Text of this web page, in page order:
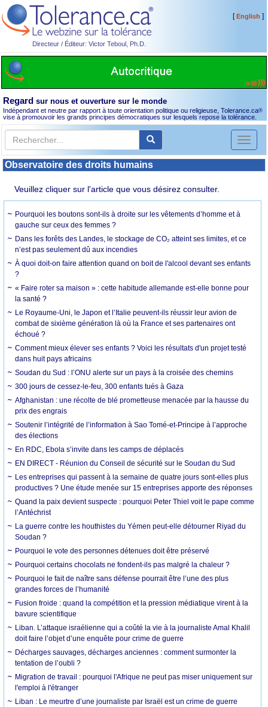
Directeur / Éditeur: Victor Teboul, Ph.D.
[English ]
Regard sur nous et ouverture sur le monde
Indépendant et neutre par rapport à toute orientation politique ou religieuse, Tolerance.ca®
vise à promouvoir les grands principes démocratiques sur lesquels repose la tolérance.
Toggle
Observatoire des droits humains
Veuillez cliquer sur l'article que vous désirez consulter.
Pourquoi les boutons sont-ils à droite sur les vêtements d’homme et à
gauche sur ceux des femmes ?
Dans les forêts des Landes, le stockage de CO₂ atteint ses limites, et ce
n’est pas seulement dû aux incendies
À quoi doit-on faire attention quand on boit de l'alcool devant ses enfants
?
« Faire roter sa maison » : cette habitude allemande est-elle bonne pour
la santé ?
Le Royaume-Uni, le Japon et l’Italie peuvent-ils réussir leur avion de
combat de sixième génération là où la France et ses partenaires ont
échoué ?
Comment mieux élever ses enfants ? Voici les résultats d'un projet testé
dans huit pays africains
Soudan du Sud : l’ONU alerte sur un pays à la croisée des chemins
300 jours de cessez-le-feu, 300 enfants tués à Gaza
Afghanistan : une récolte de blé prometteuse menacée par la hausse du
prix des engrais
Soutenir l’intégrité de l’information à Sao Tomé-et-Principe à l’approche
des élections
En RDC, Ebola s’invite dans les camps de déplacés
EN DIRECT - Réunion du Conseil de sécurité sur le Soudan du Sud
Les entreprises qui passent à la semaine de quatre jours sont-elles plus
productives ? Une étude menée sur 15 entreprises apporte des réponses
Quand la paix devient suspecte : pourquoi Peter Thiel voit le pape comme
l’Antéchrist
La guerre contre les houthistes du Yémen peut-elle détourner Riyad du
Soudan ?
Pourquoi le vote des personnes détenues doit être préservé
Pourquoi certains chocolats ne fondent-ils pas malgré la chaleur ?
Pourquoi le fait de naître sans défense pourrait être l’une des plus
grandes forces de l’humanité
Fusion froide : quand la compétition et la pression médiatique virent à la
bavure scientifique
Liban. L’attaque israélienne qui a coûté la vie à la journaliste Amal Khalil
doit faire l’objet d’une enquête pour crime de guerre
Décharges sauvages, décharges anciennes : comment surmonter la
tentation de l’oubli ?
Migration de travail : pourquoi l'Afrique ne peut pas miser uniquement sur
l'emploi à l'étranger
Liban : Le meurtre d’une journaliste par Israël est un crime de guerre